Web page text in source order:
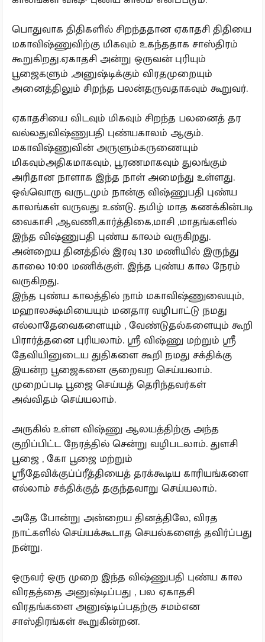
பொதுவாக திதிகளில் சிறந்ததான ஏகாதசி திதியை
மகாவிஷ்ணுவிற்கு மிகவும் உகந்ததாக சாஸ்திரம்
கூறுகிறது.ஏகாதசி அன்று ஒருவன் புரியும்
பூஜைகளும் ,அனுஷ்டிக்கும் விரதமுறையும்
அனைத்திலும் சிறந்த பலன்தருவதாகவும் கூறுவர்.
ஏகாதசியை விடவும் மிகவும் சிறந்த பலனைத் தர
வல்லதுவிஷ்ணுபதி புண்யகாலம் ஆகும்.
மகாவிஷ்ணுவின் அருளும்கருணையும்
மிகவும்அதிகமாகவும், பூரணமாகவும் துலங்கும்
அரிதான நாளாக இந்த நாள் அமைந்து உள்ளது.
ஒவ்வொரு வருடமும் நான்கு விஷ்ணுபதி புண்ய
காலங்கள் வருவது உண்டு. தமிழ் மாத கணக்கின்படி
வைகாசி ,ஆவணி,கார்த்திகை,மாசி ,மாதங்களில்
இந்த விஷ்ணுபதி புண்ய காலம் வருகிறது.
அன்றைய தினத்தில் இரவு 1.30 மணியில் இருந்து
காலை 10:00 மணிக்குள். இந்த புண்ய கால நேரம்
வருகிறது.
இந்த புண்ய காலத்தில் நாம் மகாவிஷ்ணுவையும்,
மஹாலக்ஷ்மியையும் மனதார வழிபாட்டு நமது
எல்லாதேவைகளையும் , வேண்டுதல்களையும் கூறி
பிரார்த்தனை புரியலாம். ஸ்ரீ விஷ்ணு மற்றும் ஸ்ரீ
தேவியினுடைய துதிகளை கூறி நமது சக்திக்கு
இயன்ற பூஜைகளை குறைவற செய்யலாம்.
முறைப்படி பூஜை செய்யத் தெரிந்தவர்கள்
அவ்விதம் செய்யலாம்.
அருகில் உள்ள விஷ்ணு ஆலயத்திற்கு அந்த
குறிப்பிட்ட நேரத்தில் சென்று வழிபடலாம். துளசி
பூஜை , கோ பூஜை மற்றும்
ஸ்ரீதேவிக்குப்ப்ரீத்தியைத் தரக்கூடிய காரியங்களை
எல்லாம் சக்திக்குத் தகுந்தவாறு செய்யலாம்.
அதே போன்று அன்றைய தினத்திலே, விரத
நாட்களில் செய்யக்கூடாத செயல்களைத் தவிர்ப்பது
நன்று.
ஒருவர் ஒரு முறை இந்த விஷ்ணுபதி புண்ய கால
விரதத்தை அனுஷ்டிப்பது , பல ஏகாதசி
விரதங்களை அனுஷ்டிப்பதற்கு சமம்என
சாஸ்திரங்கள் கூறுகின்றன.